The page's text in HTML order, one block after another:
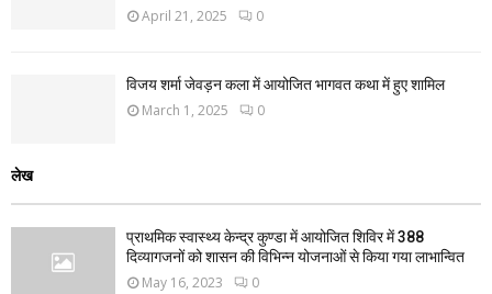
April 21, 2025 0
विजय शर्मा जेवड़न कला में आयोजित भागवत कथा में हुए शामिल
March 1, 2025 0
लेख
प्राथमिक स्वास्थ्य केन्द्र कुण्डा में आयोजित शिविर में 388
दिव्यागजनों को शासन की विभिन्न योजनाओं से किया गया लाभान्वित
May 16, 2023 0